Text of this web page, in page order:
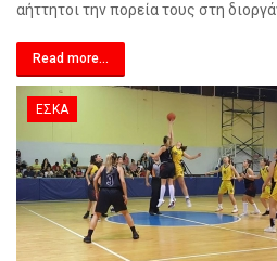
αήττητοι την πορεία τους στη
Read more...
ΕΣΚΑ